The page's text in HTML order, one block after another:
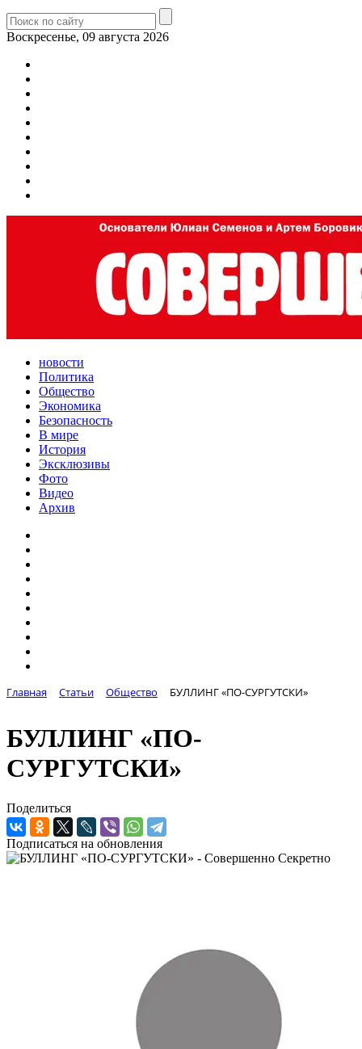
Воскресенье, 09 августа 2026
новости
Политика
Общество
Экономика
Безопасность
В мире
История
Эксклюзивы
Фото
Видео
Архив
Главная Статьи Общество БУЛЛИНГ «ПО-СУРГУТСКИ»
БУЛЛИНГ «ПО-
СУРГУТСКИ»
Поделиться
Подписаться на обновления